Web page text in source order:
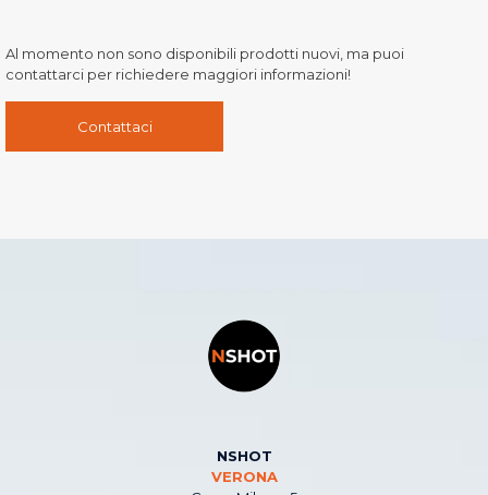
Al momento non sono disponibili prodotti nuovi, ma puoi
contattarci per richiedere maggiori informazioni!
Contattaci
NSHOT
VERONA